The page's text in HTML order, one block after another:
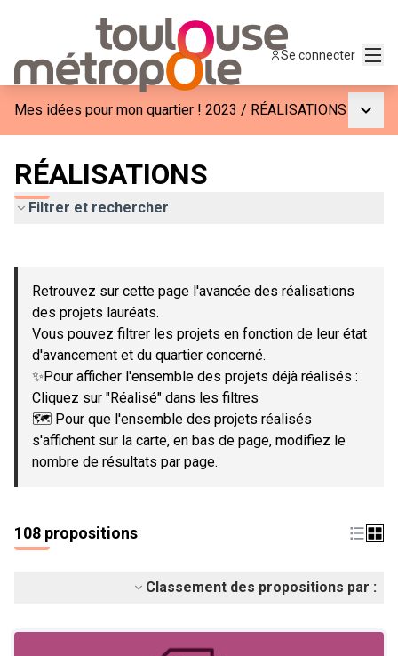
Se connecter
Mes idées pour mon quartier ! 2023 / RÉALISATIONS
RÉALISATIONS
Filtrer et rechercher
−
Retrouvez sur cette page l'avancée des réalisations
des projets lauréats.
Vous pouvez filtrer les projets en fonction de leur état
d'avancement et du quartier concerné.
✨Pour afficher l'ensemble des projets déjà réalisés :
Cliquez sur "Réalisé" dans les filtres
🗺️ Pour que l'ensemble des projets réalisés
s'affichent sur la carte, en bas de page, modifiez le
nombre de résultats par page.
108 propositions
Classement des propositions par :